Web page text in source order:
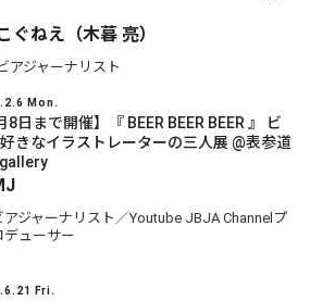
ぐねえ（木暮 亮）
アジャーナリスト
Mon.
8日まで開催】『 BEER BEER BEER 』 ビ
きなイラストレーターの三人展 @表参道
アジャーナリスト／Youtube JBJA Channelプ
デューサー
Fri.